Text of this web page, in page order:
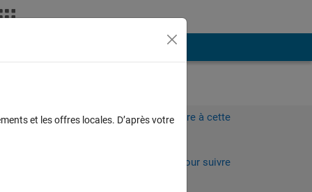
Connectez-vous pour répondre à cette
Connectez-vous pour suivre
et les offres locales. D’après votre